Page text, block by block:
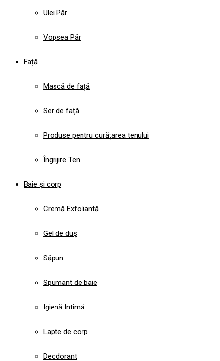
Ulei Păr
Vopsea Păr
Față
Mască de față
Ser de față
Produse pentru curățarea tenului
Îngrijire Ten
Baie și corp
Cremă Exfoliantă
Gel de duș
Săpun
Spumant de baie
Igienă Intimă
Lapte de corp
Deodorant